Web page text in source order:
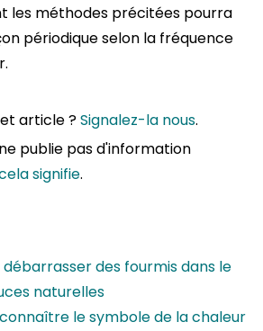
les méthodes précitées pourra
périodique selon la fréquence
article ?Signalez-la nous.
publie pas d'information
signifie.
des fourmis dans le
naturelles
le symbole de la chaleur